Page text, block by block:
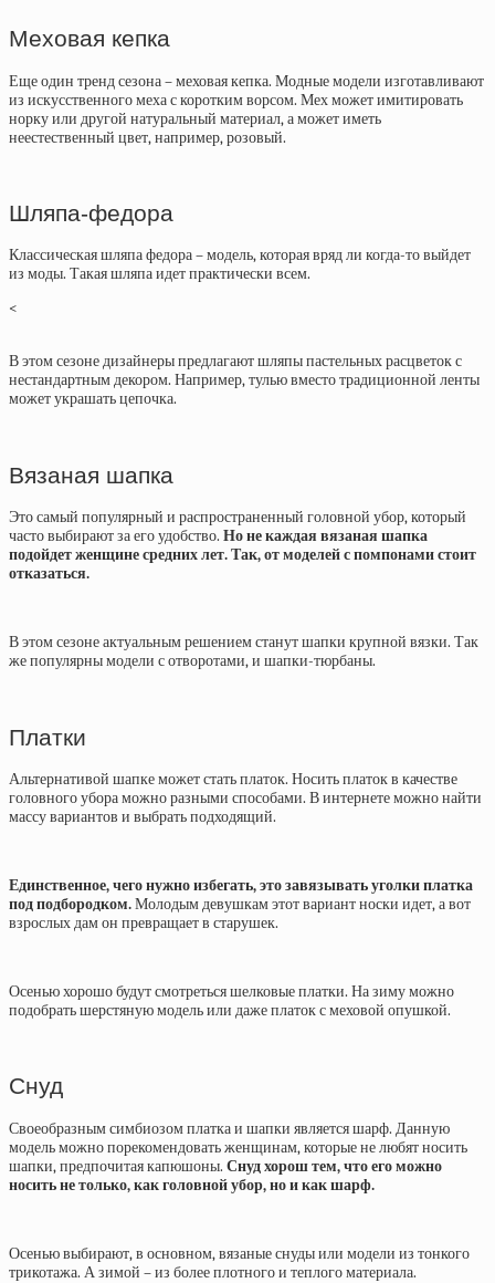
Меховая кепка
Еще один тренд сезона – меховая кепка. Модные модели изготавливают
из искусственного меха с коротким ворсом. Мех может имитировать
норку или другой натуральный материал, а может иметь
неестественный цвет, например, розовый.
Шляпа-федора
Классическая шляпа федора – модель, которая вряд ли когда-то выйдет
из моды. Такая шляпа идет практически всем.
<
В этом сезоне дизайнеры предлагают шляпы пастельных расцветок с
нестандартным декором. Например, тулью вместо традиционной ленты
может украшать цепочка.
Вязаная шапка
Это самый популярный и распространенный головной убор, который
часто выбирают за его удобство. Но не каждая вязаная шапка
подойдет женщине средних лет. Так, от моделей с помпонами стоит
отказаться.
В этом сезоне актуальным решением станут шапки крупной вязки. Так
же популярны модели с отворотами, и шапки-тюрбаны.
Платки
Альтернативой шапке может стать платок. Носить платок в качестве
головного убора можно разными способами. В интернете можно найти
массу вариантов и выбрать подходящий.
Единственное, чего нужно избегать, это завязывать уголки платка
под подбородком.Молодым девушкам этот вариант носки идет, а вот
взрослых дам он превращает в старушек.
Осенью хорошо будут смотреться шелковые платки. На зиму можно
подобрать шерстяную модель или даже платок с меховой опушкой.
Снуд
Своеобразным симбиозом платка и шапки является шарф. Данную
модель можно порекомендовать женщинам, которые не любят носить
шапки, предпочитая капюшоны. Снуд хорош тем, что его можно
носить не только, как головной убор, но и как шарф.
Осенью выбирают, в основном, вязаные снуды или модели из тонкого
трикотажа. А зимой – из более плотного и теплого материала.